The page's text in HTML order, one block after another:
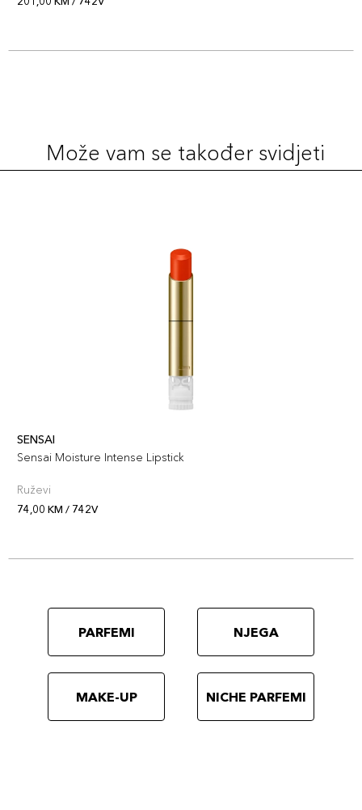
Može vam se također svidjeti
SENSAI
Sensai Moisture Intense Lipstick
Ruževi
74,00 KM / 742V
PARFEMI NJEGA
MAKE-UP NICHE PARFEMI